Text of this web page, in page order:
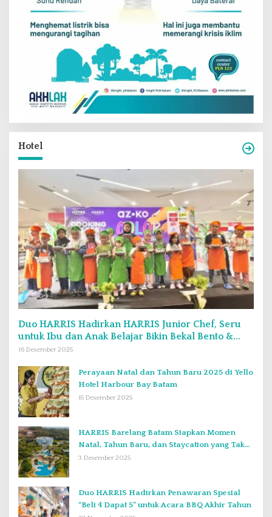
Hotel
Duo HARRIS Hadirkan HARRIS Junior Chef, Seru
untuk Ibu dan Anak Belajar Bikin Bekal Bento &
Kimbab
16 Desember 2025
Perayaan Natal dan Tahun Baru 2025 di Yello
Hotel Harbour Bay Batam
15 Desember 2025
HARRIS Barelang Batam Siapkan Momen
Natal, Tahun Baru, dan Staycation yang Tak
Terlupakan di Desember 2025
3 Desember 2025
Duo HARRIS Hadirkan Penawaran Spesial
“Beli 4 Dapat 5” untuk Acara BBQ Akhir Tahun